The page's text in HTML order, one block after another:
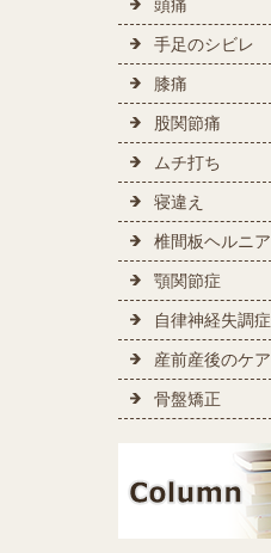
頭痛
手足のシビレ
膝痛
股関節痛
ムチ打ち
寝違え
椎間板ヘルニア
顎関節症
自律神経失調症
産前産後のケア
骨盤矯正